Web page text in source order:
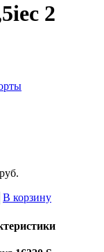
2
В корзину